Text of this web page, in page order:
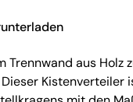
aus Holz
Kistenverteiler